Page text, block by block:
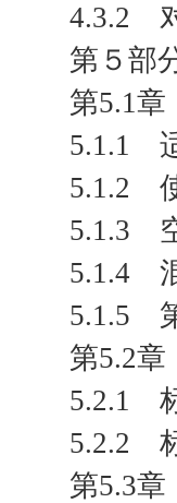
4.3.2
第５部
第5.1
5.1.1
5.1.2
5.1.3
5.1.4
5.1.5
第5.2
5.2.1
5.2.2
第5.3